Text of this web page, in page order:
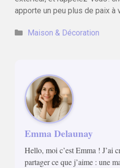
apporte un peu plus de paix à
Catégories
Maison & Décoration
Emma Delaunay
Hello, moi c’est Emma ! J’ai
partager ce que j’aime : une